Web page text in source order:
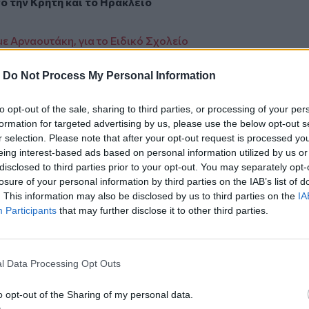
Do Not Process My Personal Information
opt-out of the sale, sharing to third parties, or processing of your
for targeted advertising by us, please use the below opt-out
selection. Please note that after your opt-out request is processed
interest-based ads based on personal information utilized by us
to third parties prior to your opt-out. You may separately
of your personal information by third parties on the IAB’s list of
This information may also be disclosed by us to third parties on the
Participants that may further disclose it to other third parties.
Data Processing Opt Outs
opt-out of the Sharing of my personal data.
Αρναουτάκη, για το Ειδικό Σχολείο
Google Newsκαι στοFacebook
μας στοYouTube